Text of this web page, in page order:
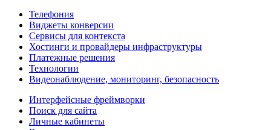
Телефония
Виджеты конверсии
Сервисы для контекста
Хостинги и провайдеры инфраструктуры
Платежные решения
Технологии
Видеонаблюдение, мониторинг, безопасность
Интерфейсные фреймворки
Поиск для сайта
Личные кабинеты